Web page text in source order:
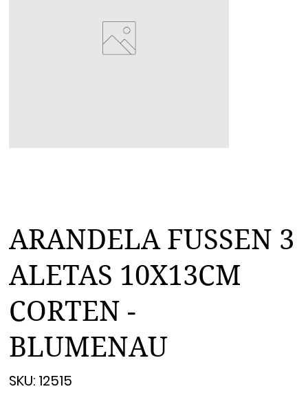
ARANDELA FUSSEN 3
ALETAS 10X13CM
CORTEN -
BLUMENAU
SKU:
12515
12515